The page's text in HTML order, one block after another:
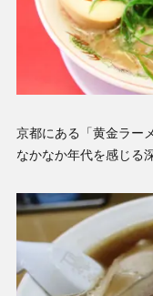
京都にある「黄金ラー
なかなか年代を感じる